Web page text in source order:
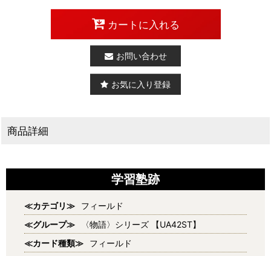
カートに入れる
お問い合わせ
お気に入り登録
商品詳細
学習塾跡
≪カテゴリ≫
フィールド
≪グループ≫
〈物語〉シリーズ 【UA42ST】
≪カード種類≫
フィールド